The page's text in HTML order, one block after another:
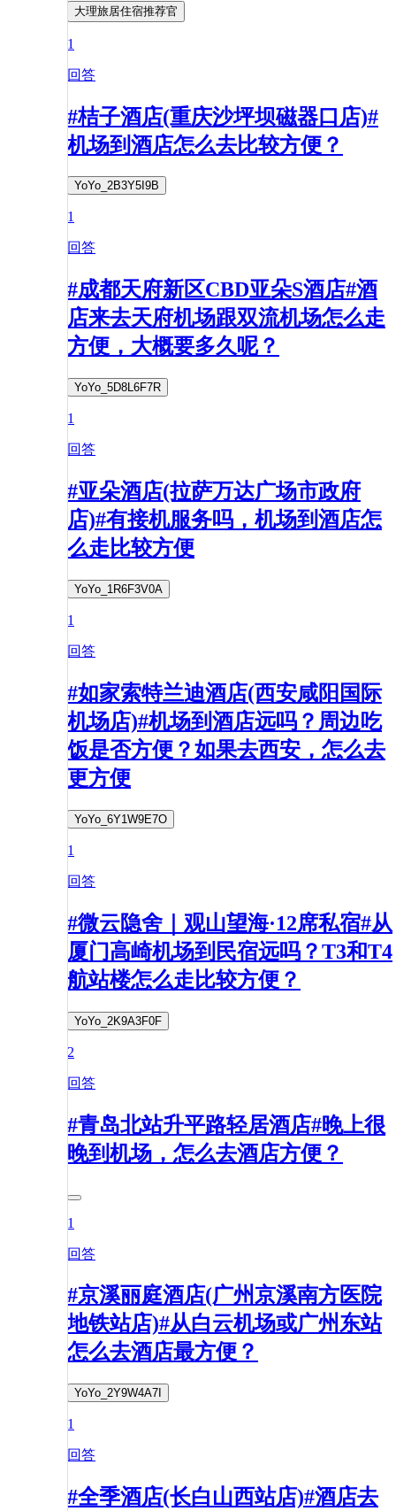
大理旅居住宿推荐官
1
回答
#桔子酒店(重庆沙坪坝磁器口店)#
机场到酒店怎么去比较方便？
YoYo_2B3Y5I9B
1
回答
#成都天府新区CBD亚朵S酒店#酒
店来去天府机场跟双流机场怎么走
方便，大概要多久呢？
YoYo_5D8L6F7R
1
回答
#亚朵酒店(拉萨万达广场市政府
店)#有接机服务吗，机场到酒店怎
么走比较方便
YoYo_1R6F3V0A
1
回答
#如家索特兰迪酒店(西安咸阳国际
机场店)#机场到酒店远吗？周边吃
饭是否方便？如果去西安，怎么去
更方便
YoYo_6Y1W9E7O
1
回答
#微云隐舍｜观山望海·12席私宿#从
厦门高崎机场到民宿远吗？T3和T4
航站楼怎么走比较方便？
YoYo_2K9A3F0F
2
回答
#青岛北站升平路轻居酒店#晚上很
晚到机场，怎么去酒店方便？
1
回答
#京溪丽庭酒店(广州京溪南方医院
地铁站店)#从白云机场或广州东站
怎么去酒店最方便？
YoYo_2Y9W4A7I
1
回答
#全季酒店(长白山西站店)#酒店去